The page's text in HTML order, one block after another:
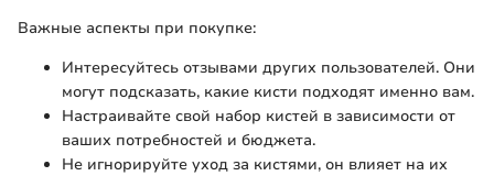
Важные аспекты при покупке:
Интересуйтесь отзывами других пользователей. Они
могут подсказать, какие кисти подходят именно вам.
Настраивайте свой набор кистей в зависимости от
ваших потребностей и бюджета.
Не игнорируйте уход за кистями, он влияет на их